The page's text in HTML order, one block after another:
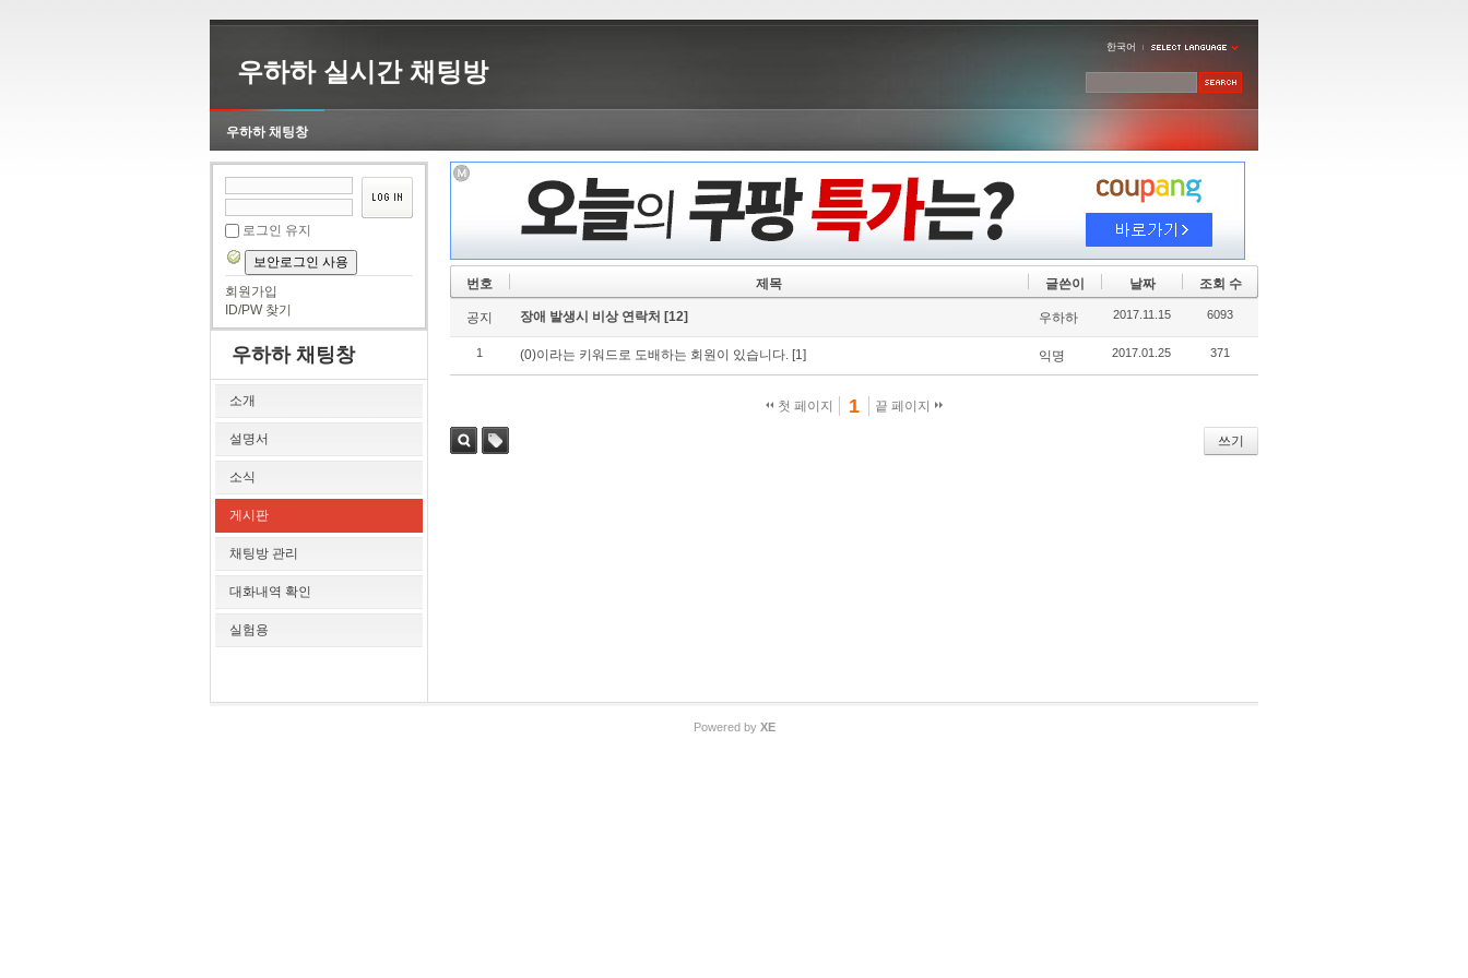
우하하 실시간 채팅방
한국어
우하하 채팅창
로그인 유지
보안로그인 사용
회원가입
ID/PW 찾기
우하하 채팅창
소개
설명서
소식
게시판
채팅방 관리
대화내역 확인
실험용
번호 제목 글쓴이 날짜 조회 수
공지 장애 발생시 비상 연락처 [12] 우하하 2017.11.15 6093
1 (0)이라는 키워드로 도배하는 회원이 있습니다. [1] 익명 2017.01.25 371
첫 페이지 1 끝 페이지
쓰기
Powered by XE